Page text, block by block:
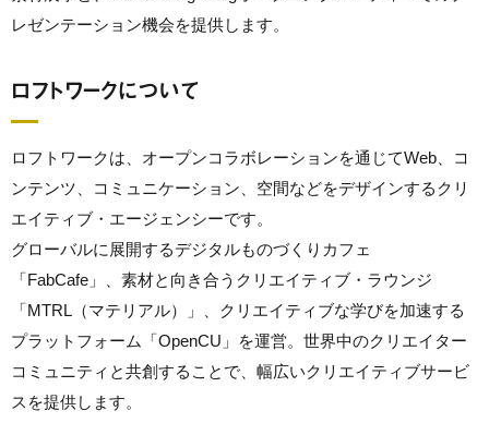
レゼンテーション機会を提供します。
ロフトワークについて
ロフトワークは、オープンコラボレーションを通じてWeb、コ
ンテンツ、コミュニケーション、空間などをデザインするクリ
エイティブ・エージェンシーです。
グローバルに展開するデジタルものづくりカフェ
「FabCafe」、素材と向き合うクリエイティブ・ラウンジ
「MTRL（マテリアル）」、クリエイティブな学びを加速する
プラットフォーム「OpenCU」を運営。世界中のクリエイター
コミュニティと共創することで、幅広いクリエイティブサービ
スを提供します。